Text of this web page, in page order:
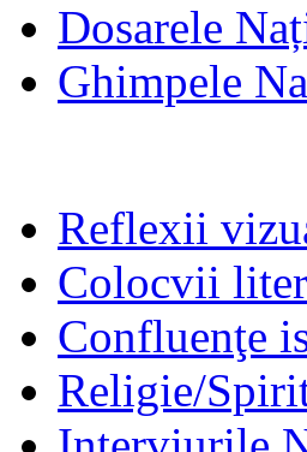
Dosarele
Ghimpele
Reflexii
Colocvii
Confluenţe
Religie/